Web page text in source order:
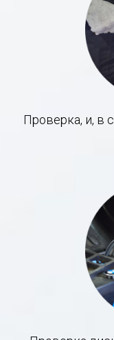
Проверка, и, в